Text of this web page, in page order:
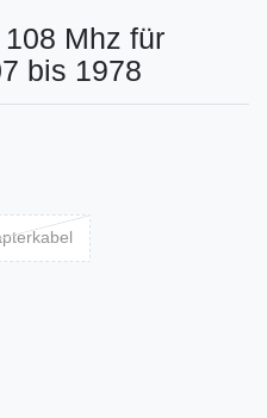
Mhz für
bis 1978